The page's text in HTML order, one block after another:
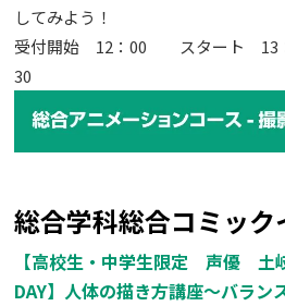
してみよう！
受付開始 12：00 スタート
30
総合学科総合コミック
【高校生・中学生限定 声優 土
DAY】人体の描き方講座～バラン